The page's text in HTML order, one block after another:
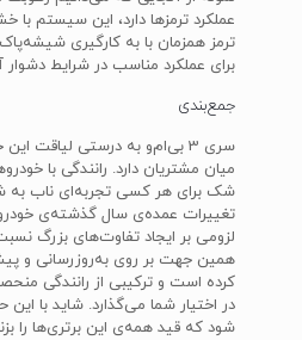
عملکرد ترمزها دارد، این سیستم با
ترمز همزمان با به کارگیری
برای عملکرد مناسب در شرایط دشوار
جمع‌بندی
سری 3 بی‌ام‌و به درستی لیاقت
شک برای هر کسی تجربه‌ای ناب به
لزومی بر ایجاد تفاوت‌های بزرگ
همین جهت بر روی به‌روزرسانی و
کرده است و ترکیبی از رانندگی
در اختیار شما می‌گذارد. شاید با
شود که قید همه‌ی این برتری‌ها را